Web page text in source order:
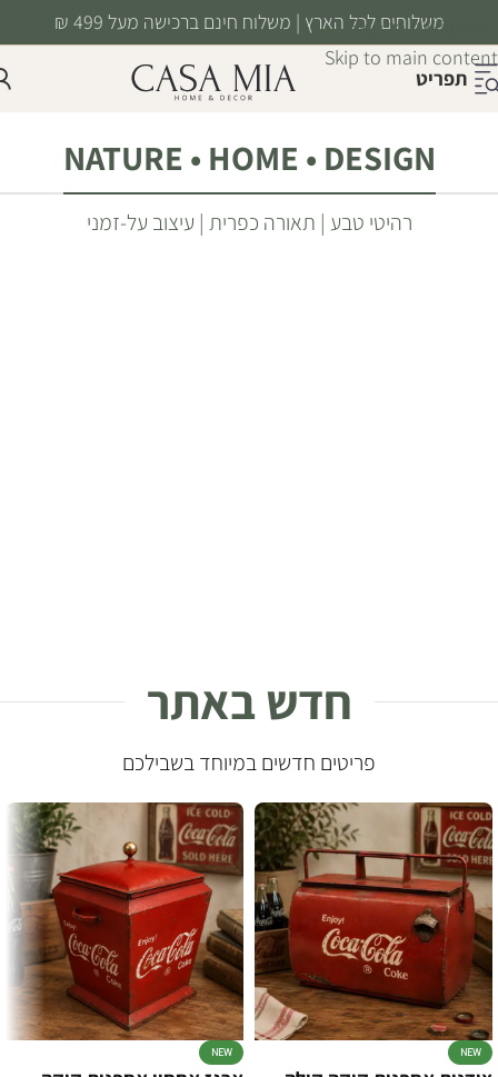
Skip to navigation
Skip to main content
משלוחים לכל הארץ | משלוח חינם ברכישה מעל 499 ₪
תפריט
NATURE • HOME • DESIGN
רהיטי טבע | תאורה כפרית | עיצוב על-זמני
חדש באתר
פריטים חדשים במיוחד בשבילכם
NEW
NEW